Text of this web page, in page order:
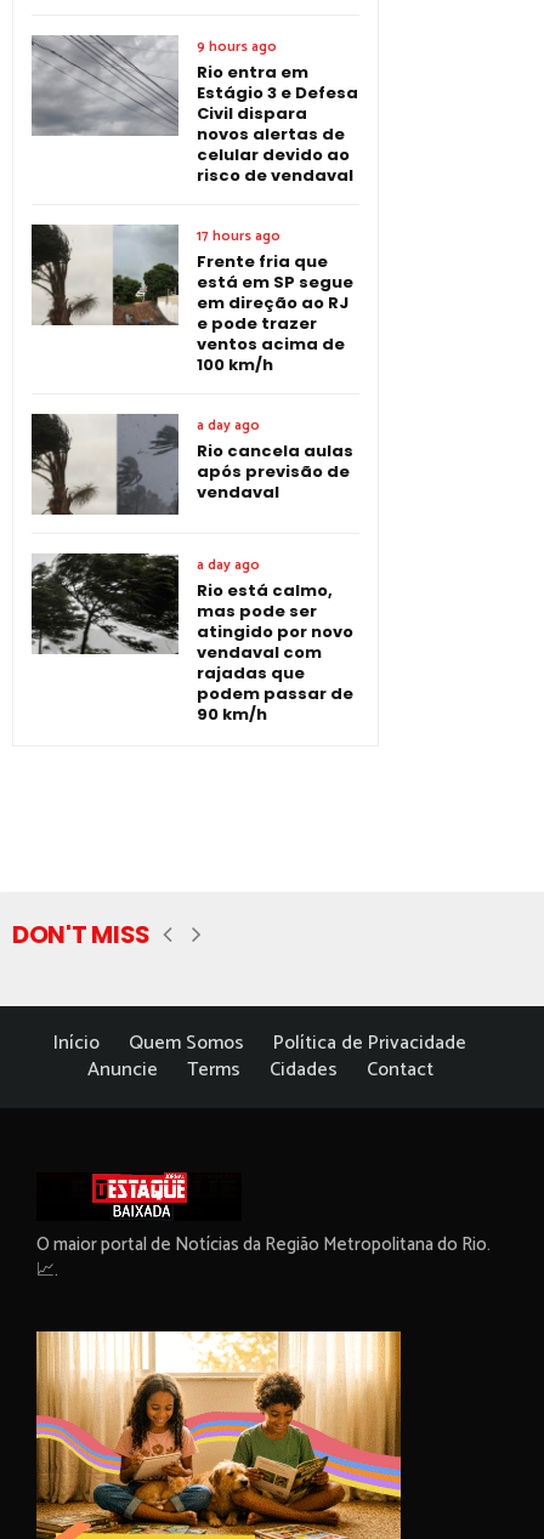
9 hours ago
Rio entra em
Estágio 3 e Defesa
Civil dispara
novos alertas de
celular devido ao
risco de vendaval
17 hours ago
Frente fria que
está em SP segue
em direção ao RJ
e pode trazer
ventos acima de
100 km/h
a day ago
Rio cancela aulas
após previsão de
vendaval
a day ago
Rio está calmo,
mas pode ser
atingido por novo
vendaval com
rajadas que
podem passar de
90 km/h
DON'T MISS
Início Quem Somos
Política de Privacidade
Anuncie
Terms Cidades Contact
O maior portal de Notícias da Região Metropolitana do Rio.
📈.